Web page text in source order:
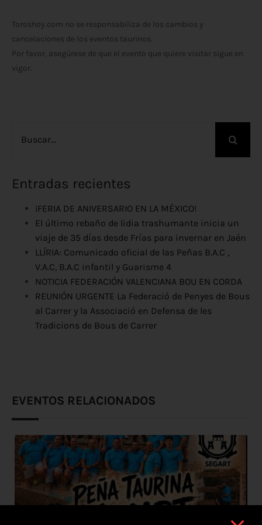
Toroshoy.com no se responsabiliza de los cambios y
cancelaciones de los eventos taurinos.
Por favor, asegúrese de que el evento que quiere visitar sigue en
vigor.
Entradas recientes
¡FERIA DE ANIVERSARIO EN LA MÉXICO!
El último rebaño de lidia trashumante inicia un
viaje de 35 días desde Frías para invernar en Jaén
LLÍRIA: Comunicado oficial de las Peñas B.A.C ,
V.A.C, B.A.C infantil y Guarisme 4
NOTICIA FEDERACIÓN VALENCIANA BOU EN CORDA
REUNIÓN URGENTE La Federació de Penyes de Bous
al Carrer y la Associació en Defensa de les
Tradicions de Bous de Carrer
EVENTOS RELACIONADOS